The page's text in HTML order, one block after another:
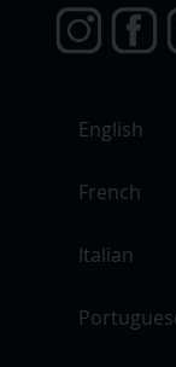
English
French
Italian